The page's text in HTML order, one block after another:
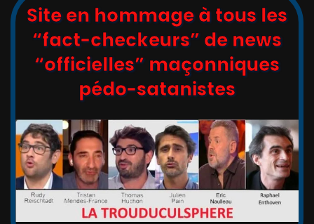
Site en hommage à tous les
“fact-checkeurs” de news
“officielles” maçonniques
pédo-satanistes